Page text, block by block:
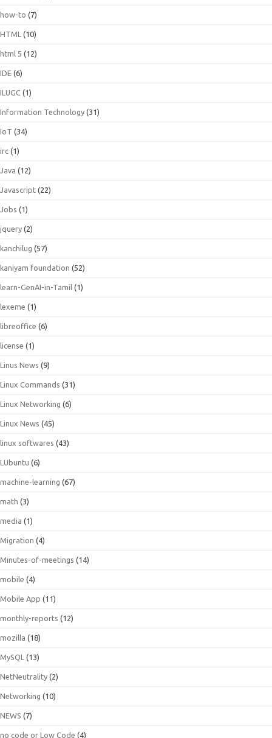
how-to (7)
HTML (10)
html 5 (12)
IDE (6)
ILUGC (1)
Information Technology (31)
IoT (34)
irc (1)
Java (12)
Javascript (22)
Jobs (1)
jquery (2)
kanchilug (57)
kaniyam foundation (52)
learn-GenAI-in-Tamil (1)
lexeme (1)
libreoffice (6)
license (1)
Linus News (9)
Linux Commands (31)
Linux Networking (6)
Linux News (45)
linux softwares (43)
LUbuntu (6)
machine-learning (67)
math (3)
media (1)
Migration (4)
Minutes-of-meetings (14)
mobile (4)
Mobile App (11)
monthly-reports (12)
mozilla (18)
MySQL (13)
NetNeutrality (2)
Networking (10)
NEWS (7)
no code or Low Code (4)